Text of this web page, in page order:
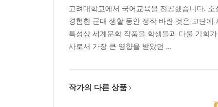
고려대학교에서 국어교육을 전공했습니다.
경험한 군대 생활 동안 정작 바란 것은 교단
특성상 세계문학 작품을 학생들과 다룰 기회
사로서 가장 큰 영향을 받았던 ...
작가의 다른 상품